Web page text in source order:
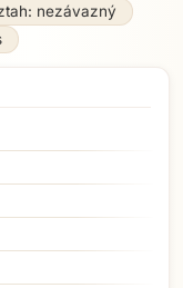
nezávazný